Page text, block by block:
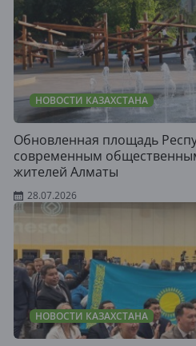
НОВОСТИ КАЗАХСТАНА
Обновленная площадь
современным
жителей Алматы
28.07.2026
НОВОСТИ КАЗАХСТАНА